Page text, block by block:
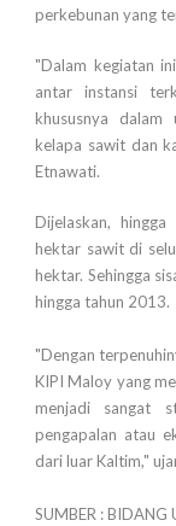
perkebunan yang
"Dalam kegiatan
antar instansi
khususnya dalam
kelapa sawit dan
Etnawati.
Dijelaskan,
hektar sawit di
hektar. Sehingga
hingga tahun 2013.
"Dengan
KIPI Maloy yang
menjadi sangat
pengapalan atau
dari luar Kaltim,"
SUMBER : BIDANG